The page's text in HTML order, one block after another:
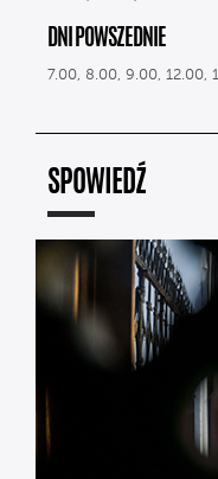
DNI POWSZEDNIE
7.00, 8.00, 9.00, 12.00,
SPOWIEDŹ